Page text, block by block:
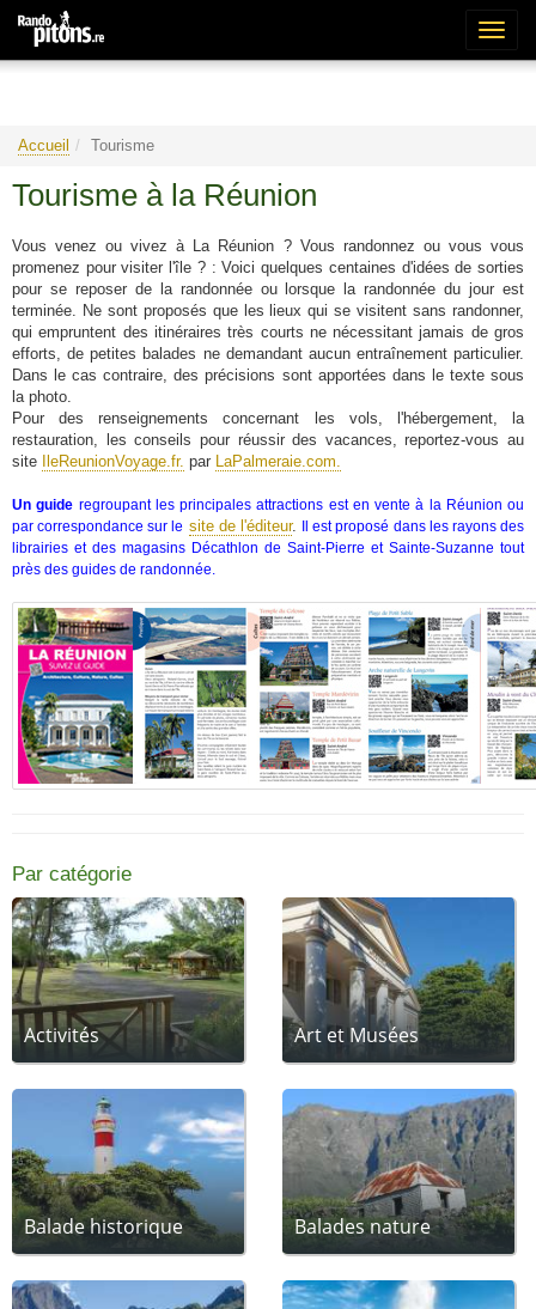
Accueil Tourisme
Tourisme à la Réunion
Vous venez ou vivez à La Réunion ? Vous randonnez ou vous vous
promenez pour visiter l'île ? : Voici quelques centaines d'idées de sorties
pour se reposer de la randonnée ou lorsque la randonnée du jour est
terminée. Ne sont proposés que les lieux qui se visitent sans randonner,
qui empruntent des itinéraires très courts ne nécessitant jamais de gros
efforts, de petites balades ne demandant aucun entraînement particulier.
Dans le cas contraire, des précisions sont apportées dans le texte sous
la photo.
Pour des renseignements concernant les vols, l'hébergement, la
restauration, les conseils pour réussir des vacances, reportez-vous au
site
IleReunionVoyage.fr. par LaPalmeraie.com.
Un guide regroupant les principales attractions est en vente à la Réunion ou
par correspondance sur le site de l'éditeur.
Il est proposé dans les rayons des
librairies et des magasins Décathlon de Saint-Pierre et Sainte-Suzanne tout
près des guides de randonnée.
Par catégorie
Activités Art et Musées
Balade historique Balades nature